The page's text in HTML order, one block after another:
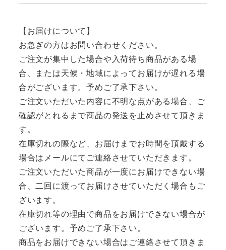
【お届けについて】
お急ぎの方はお問い合わせください。
ご注文が集中した場合や入荷待ち商品がある場
合、または天候・地域によってお届けが遅れる場
合がございます。予めご了承下さい。
ご注文いただいた内容に不明な点がある場合、ご
確認がとれるまで商品の発送を止めさせて頂きま
す。
在庫切れの際など、お届けまでお時間を頂戴する
場合はメールにてご連絡させていただきます。
ご注文いただいた商品が一度にお届けできない場
合、二回に渡ってお届けさせていただく場合もご
ざいます。
在庫切れ等の理由で商品をお届けできない場合が
ございます。予めご了承下さい。
商品をお届けできない場合はご連絡させて頂きま